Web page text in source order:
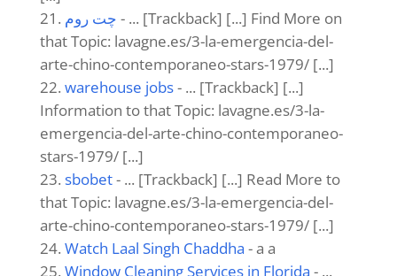
emergencia-del-arte-chino-contemporaneo-
stars-1979/ [...]
sbo- ... [Trackback] [...] There you will find
9510 more Information to that Topic:
lavagne.es/3-la-emergencia-del-arte-chino-
contemporaneo-stars-1979/ [...]
สล็อตวอเลท ไม่มีขั้นต่ำ
Info on that Topic: lavagne.es/3-la-
emergencia-del-arte-chino-contemporaneo-
stars-1979/ [...]
where to get psilocybin mushrooms​
[Trackback] [...] Here you can find 60321